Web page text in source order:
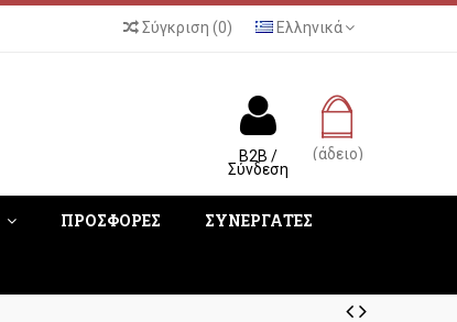
Ελληνικά
Σύγκριση (0)
(άδειο)
B2B /
Σύνδεση
ΠΡΟΣΦΟΡΕΣ ΣΥΝΕΡΓΑΤΕΣ